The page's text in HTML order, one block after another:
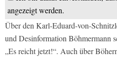
angezeigt werden.
Über den Karl-Eduard-von-
und Desinformation Böhmermann
„Es reicht jetzt!“. Auch über